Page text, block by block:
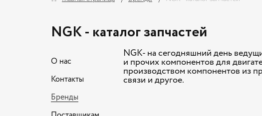
NGK - каталог запчастей
О нас
Контакты
Бренды
NGK- на сегодняшний день
и прочих компонентов для
производством компонентов из
связи и другое.